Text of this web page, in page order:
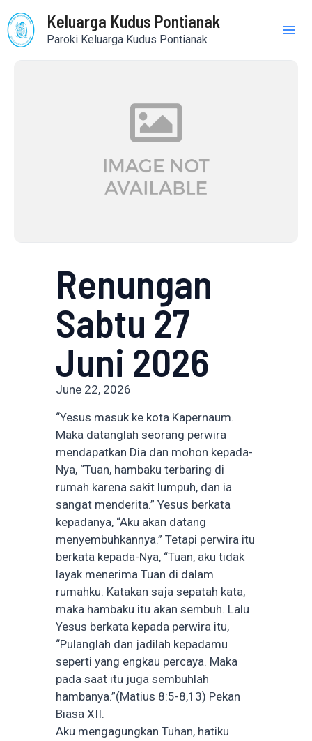
to
content
Keluarga Kudus Pontianak
Paroki Keluarga Kudus Pontianak
Renungan
Sabtu 27
Juni 2026
June 22, 2026
“Yesus masuk ke kota Kapernaum.
Maka datanglah seorang perwira
mendapatkan Dia dan mohon kepada-
Nya, “Tuan, hambaku terbaring di
rumah karena sakit lumpuh, dan ia
sangat menderita.” Yesus berkata
kepadanya, “Aku akan datang
menyembuhkannya.” Tetapi perwira itu
berkata kepada-Nya, “Tuan, aku tidak
layak menerima Tuan di dalam
rumahku. Katakan saja sepatah kata,
maka hambaku itu akan sembuh. Lalu
Yesus berkata kepada perwira itu,
“Pulanglah dan jadilah kepadamu
seperti yang engkau percaya. Maka
pada saat itu juga sembuhlah
hambanya.”(Matius 8:5-8,13) Pekan
Biasa XII.
Aku mengagungkan Tuhan, hatiku